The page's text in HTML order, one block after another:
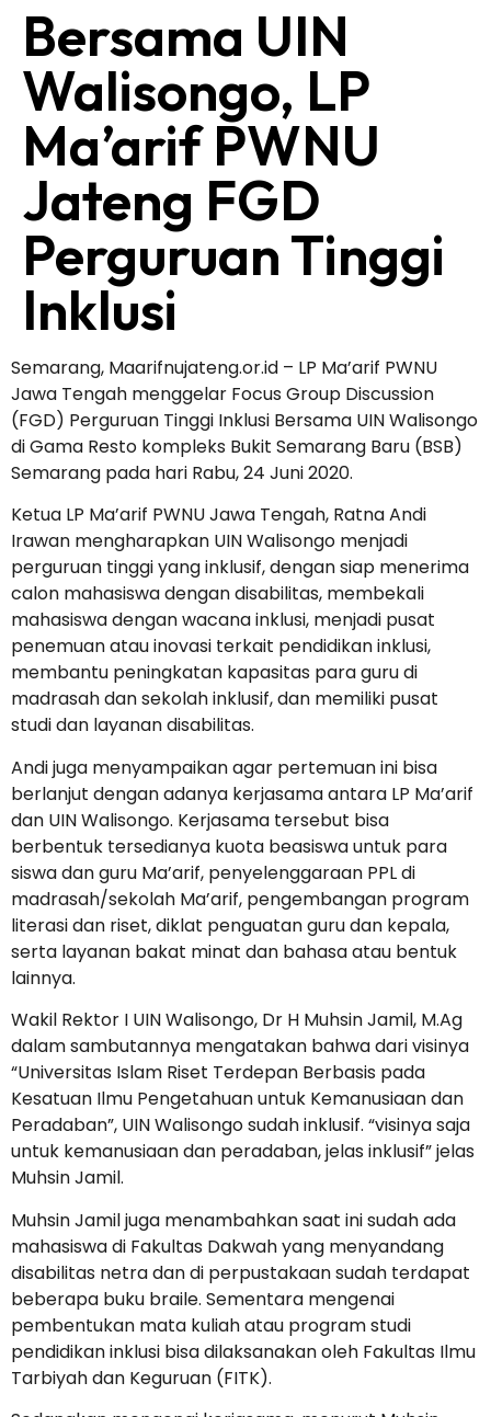
Bersama UIN
Walisongo, LP
Ma’arif PWNU
Jateng FGD
Perguruan Tinggi
Inklusi
Semarang, Maarifnujateng.or.id – LP Ma’arif PWNU
Jawa Tengah menggelar Focus Group Discussion
(FGD) Perguruan Tinggi Inklusi Bersama UIN Walisongo
di Gama Resto kompleks Bukit Semarang Baru (BSB)
Semarang pada hari Rabu, 24 Juni 2020.
Ketua LP Ma’arif PWNU Jawa Tengah, Ratna Andi
Irawan mengharapkan UIN Walisongo menjadi
perguruan tinggi yang inklusif, dengan siap menerima
calon mahasiswa dengan disabilitas, membekali
mahasiswa dengan wacana inklusi, menjadi pusat
penemuan atau inovasi terkait pendidikan inklusi,
membantu peningkatan kapasitas para guru di
madrasah dan sekolah inklusif, dan memiliki pusat
studi dan layanan disabilitas.
Andi juga menyampaikan agar pertemuan ini bisa
berlanjut dengan adanya kerjasama antara LP Ma’arif
dan UIN Walisongo. Kerjasama tersebut bisa
berbentuk tersedianya kuota beasiswa untuk para
siswa dan guru Ma’arif, penyelenggaraan PPL di
madrasah/sekolah Ma’arif, pengembangan program
literasi dan riset, diklat penguatan guru dan kepala,
serta layanan bakat minat dan bahasa atau bentuk
lainnya.
Wakil Rektor I UIN Walisongo, Dr H Muhsin Jamil, M.Ag
dalam sambutannya mengatakan bahwa dari visinya
“Universitas Islam Riset Terdepan Berbasis pada
Kesatuan Ilmu Pengetahuan untuk Kemanusiaan dan
Peradaban”, UIN Walisongo sudah inklusif. “visinya saja
untuk kemanusiaan dan peradaban, jelas inklusif” jelas
Muhsin Jamil.
Muhsin Jamil juga menambahkan saat ini sudah ada
mahasiswa di Fakultas Dakwah yang menyandang
disabilitas netra dan di perpustakaan sudah terdapat
beberapa buku braile. Sementara mengenai
pembentukan mata kuliah atau program studi
pendidikan inklusi bisa dilaksanakan oleh Fakultas Ilmu
Tarbiyah dan Keguruan (FITK).